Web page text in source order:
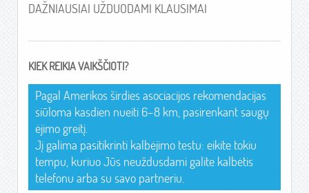
DAŽNIAUSIAI UŽDUODAMI KLAUSIMAI
KIEK REIKIA VAIKŠČIOTI?
Pagal Amerikos širdies asociacijos rekomendacijas
siūloma kasdien nueiti 6–8 km, pasirenkant saugų
ėjimo greitį.
Jį galima pasitikrinti kalbėjimo testu: eikite tokiu
tempu, kuriuo Jūs neuždusdami galite kalbėtis
telefonu arba su savo partneriu.